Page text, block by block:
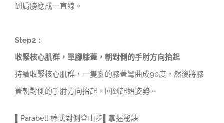
到肩膀應成一直線。
Step2：
收緊核心肌群，單腳膝蓋， 朝對側的手肘方向抬起
持續收緊核心肌群，一隻腳的膝蓋彎曲成90度，然後將膝
蓋朝對側的手肘方向抬起。回到起始姿勢。
▌Parabell 棒式對側登山步▌掌握秘訣